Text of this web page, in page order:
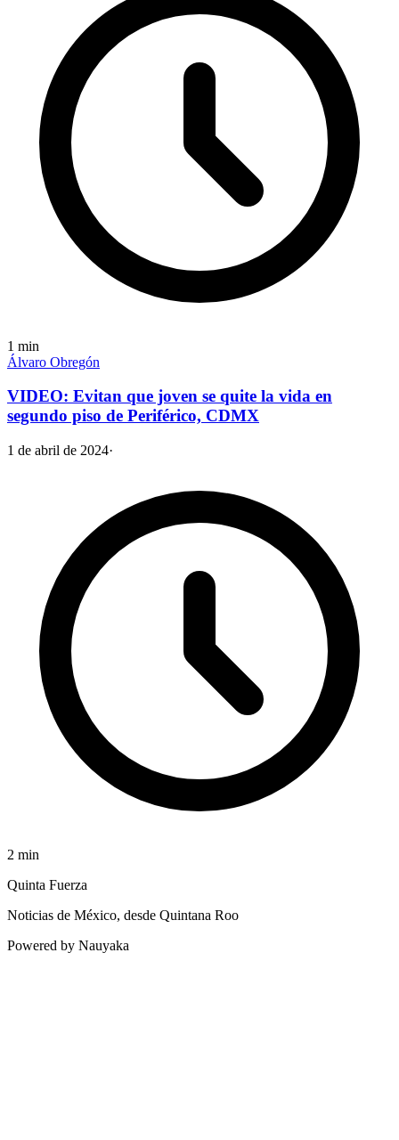
1 min
Álvaro Obregón
VIDEO: Evitan que joven se quite la vida en
segundo piso de Periférico, CDMX
1 de abril de 2024·
2 min
Quinta Fuerza
Noticias de México, desde Quintana Roo
Powered by Nauyaka